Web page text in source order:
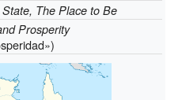
The Place to Be
Prosperity